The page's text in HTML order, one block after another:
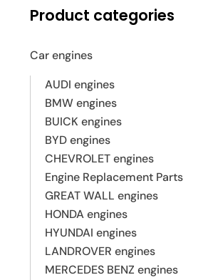
Product categories
Car engines
AUDI engines
BMW engines
BUICK engines
BYD engines
CHEVROLET engines
Engine Replacement Parts
GREAT WALL engines
HONDA engines
HYUNDAI engines
LANDROVER engines
MERCEDES BENZ engines